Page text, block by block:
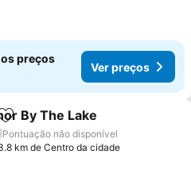
preços
Ver preços
Adicionar aos favoritos
By The Lake
Pontuação não disponível
km de Centro da cidade